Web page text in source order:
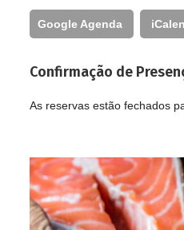
Google Agenda
Confirmação de
As reservas estão fechados